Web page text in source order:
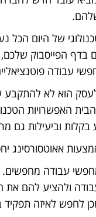
של היום הכל
בדף הפייסבוק
עבודה
הוא לא להתקבע
האפשרויות
וביעילות גם
אאוטסורסינג
עבודה מחפשים.
ולהציע להם את
לחפש לאיזה